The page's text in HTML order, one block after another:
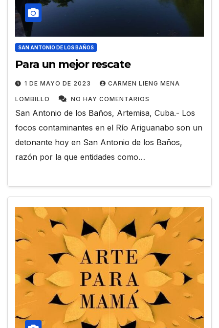
SAN ANTONIO DE LOS BAÑOS
Para un mejor rescate
1 DE MAYO DE 2023 CARMEN LIENG MENA
LOMBILLO NO HAY COMENTARIOS
San Antonio de los Baños, Artemisa, Cuba.- Los
focos contaminantes en el Río Ariguanabo son un
detonante hoy en San Antonio de los Baños,
razón por la que entidades como…